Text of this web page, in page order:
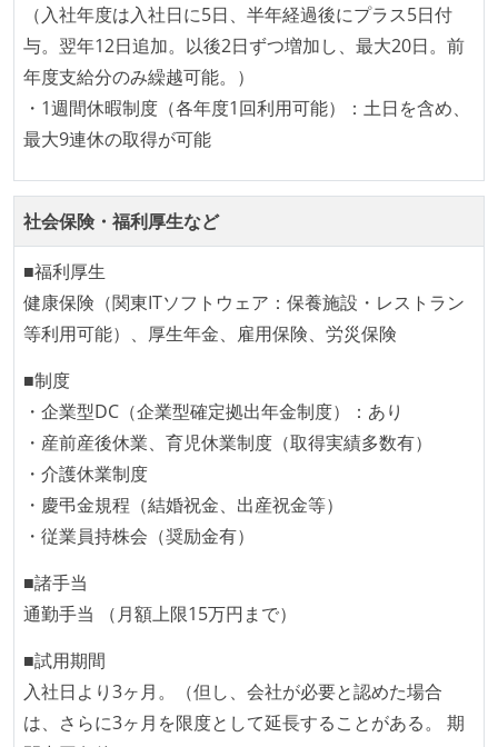
外国籍の開発メンバーがいる
待遇・福利厚生
ストックオプションまたは自社株購入支援制度がある
コーディングテストがある（オンラインテスト）
リファレンスチェックがある
職業安定法に対応する記載事項
主な休暇：年末年始、夏季、慶弔休暇など
休憩時間：1時間
【フレックスタイム制を適応している】
固定残業時間：なし
試用期間：あり（3ヶ月間）
受動喫煙防止措置：屋内禁煙（屋内に喫煙可能室設
置）
（入社年度は入社日に5日、半年経過後にプラス5日付
与。翌年12日追加。以後2日ずつ増加し、最大20日。前
年度支給分のみ繰越可能。）
・1週間休暇制度（各年度1回利用可能）：土日を含め、
最大9連休の取得が可能
社会保険・福利厚生など
■福利厚生
健康保険（関東ITソフトウェア：保養施設・レストラン
等利用可能）、厚生年金、雇用保険、労災保険
■制度
・企業型DC（企業型確定拠出年金制度）：あり
・産前産後休業、育児休業制度（取得実績多数有）
・介護休業制度
・慶弔金規程（結婚祝金、出産祝金等）
・従業員持株会（奨励金有）
■諸手当
通勤手当 （月額上限15万円まで）
■試用期間
入社日より3ヶ月。（但し、会社が必要と認めた場合
は、さらに3ヶ月を限度として延長することがある。 期